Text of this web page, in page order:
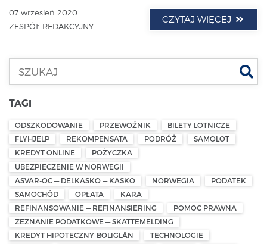
07 wrzesień 2020
ZESPÓŁ REDAKCYJNY
CZYTAJ WIĘCEJ
TAGI
ODSZKODOWANIE PRZEWOŹNIK
BILETY LOTNICZE
FLYHJELP
REKOMPENSATA PODRÓŻ
SAMOLOT
KREDYT ONLINE
POŻYCZKA
UBEZPIECZENIE W NORWEGII
ASVAR-OC — DELKASKO — KASKO
NORWEGIA
PODATEK
SAMOCHÓD
OPŁATA
KARA
REFINANSOWANIE — REFINANSIERING
POMOC PRAWNA
ZEZNANIE PODATKOWE — SKATTEMELDING
KREDYT HIPOTECZNY-BOLIGLÅN
TECHNOLOGIE